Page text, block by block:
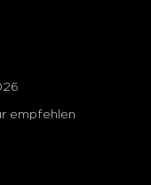
empfehlen